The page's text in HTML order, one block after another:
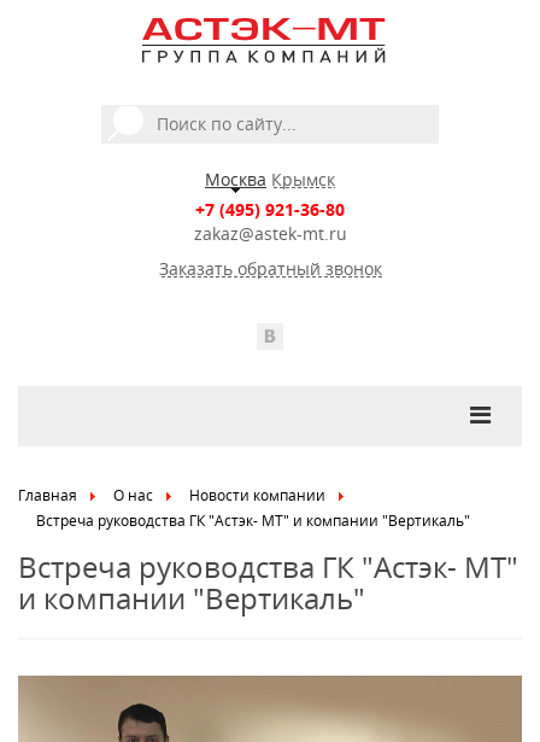
Москва Крымск
+7 (495) 921-36-80
zakaz@astek-mt.ru
Заказать обратный звонок
Главная О нас
Новости компании
Встреча руководства ГК "Астэк- МТ" и компании "Вертикаль"
Встреча руководства ГК "Астэк- МТ"
и компании "Вертикаль"